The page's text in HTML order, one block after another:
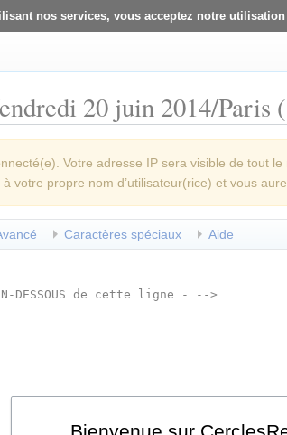
nos services, vous acceptez notre
20 juin 2014/Paris
Votre adresse IP sera visible de tout
votre propre nom d’utilisateur(rice) et vous
Caractères spéciaux Aide
Bienvenue sur